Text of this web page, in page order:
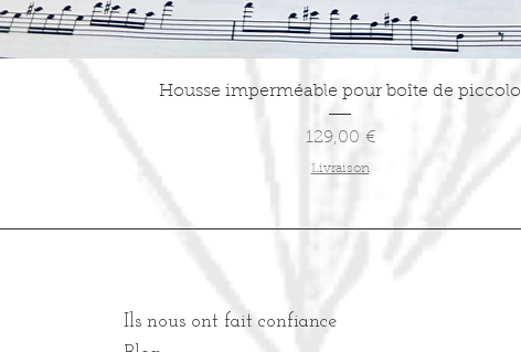
Aperçu rapide
Housse imperméable pour boîte de piccolo
Prix
129,00 €
Livraison
Ils nous ont fait confiance